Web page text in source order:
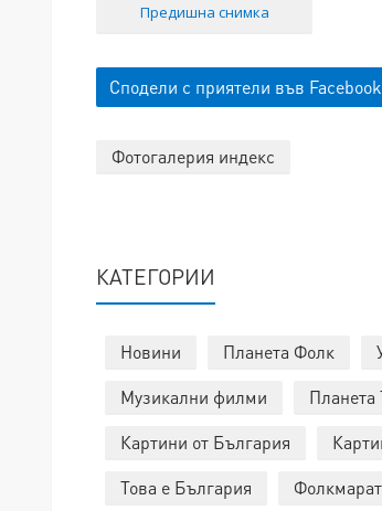
Предишна снимка
Сподели с приятели във Facebook
Фотогалерия индекс
КАТЕГОРИИ
Новини Планета Фолк
Музикални филми
Планета
Картини от България
Това е България